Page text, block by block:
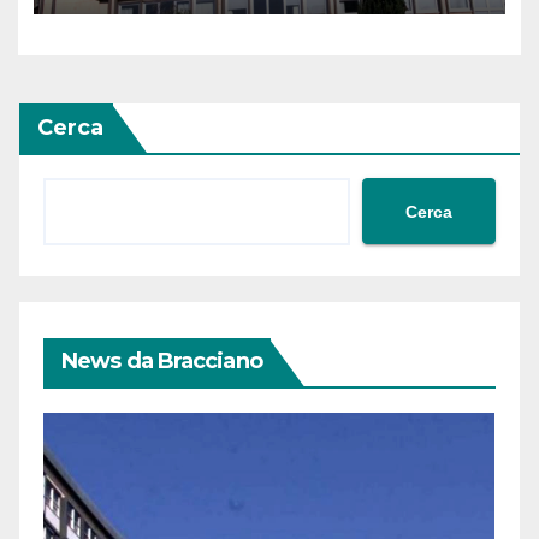
Cerca
Cerca
News da Bracciano